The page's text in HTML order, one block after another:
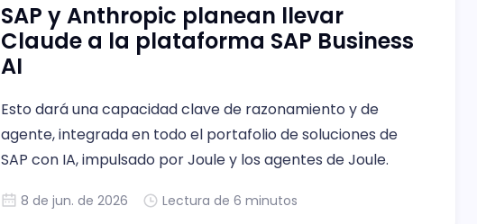
SAP y Anthropic planean llevar
Claude a la plataforma SAP Business
AI
Esto dará una capacidad clave de razonamiento y de
agente, integrada en todo el portafolio de soluciones de
SAP con IA, impulsado por Joule y los agentes de Joule.
8 de jun. de 2026 Lectura de 6 minutos